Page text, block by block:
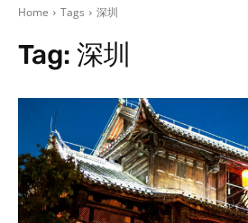
Home Tags 深圳
Tag: 深圳